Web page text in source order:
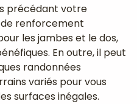
précédant votre
renforcement
les jambes et le dos,
En outre, il peut
randonnées
variés pour vous
surfaces inégales.